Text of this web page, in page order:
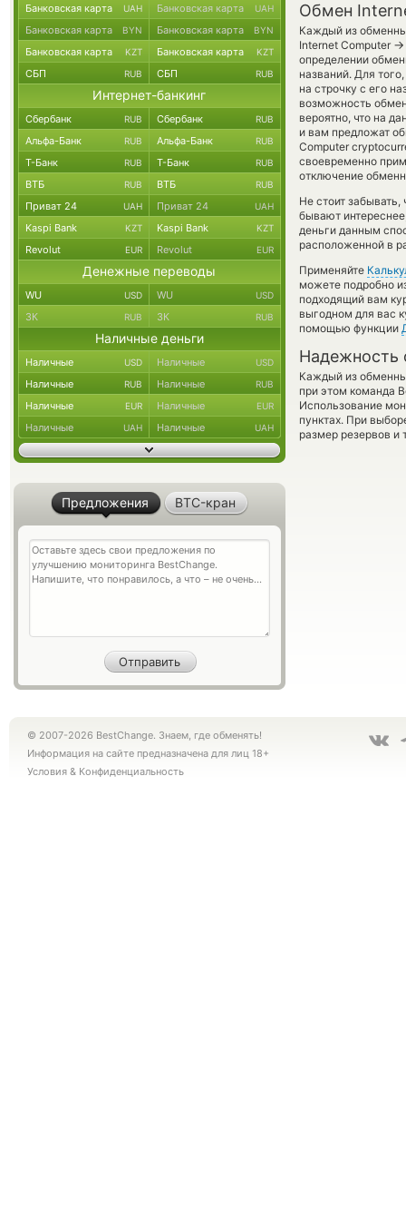
Обмен
Каждый из
Internet Computer →
определении
названий. Для
на строчку с его
возможность
вероятно, что на
и вам предложат
Computer
своевременно
отключение
Не стоит
бывают
деньги данным
расположенной в
Применяйте
можете подробно
подходящий вам
выгодном для вас
помощью функции
Надежность
Каждый из
при этом команда
Использование
пунктах. При
размер резервов и
Банковская карта UAH Банковская карта UAH
Банковская карта BYN Банковская карта BYN
Банковская карта KZT Банковская карта KZT
СБП RUB СБП RUB
Интернет-банкинг
Сбербанк RUB Сбербанк RUB
Альфа-Банк RUB Альфа-Банк RUB
Т-Банк RUB Т-Банк RUB
ВТБ RUB ВТБ RUB
Приват 24 UAH Приват 24 UAH
Kaspi Bank KZT Kaspi Bank KZT
Revolut EUR Revolut EUR
Денежные переводы
WU USD WU USD
ЗК RUB ЗК RUB
Наличные деньги
Наличные USD Наличные USD
Наличные RUB Наличные RUB
Наличные EUR Наличные EUR
Наличные UAH Наличные UAH
Предложения BTC-кран
© 2007-2026 BestChange. Знаем, где обменять!
Информация на сайте предназначена для лиц 18+
Условия & Конфиденциальность